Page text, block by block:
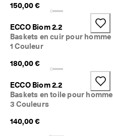
150,00 €
ECCO Biom 2.2
Baskets en cuir pour homme
1 Couleur
180,00 €
ECCO Biom 2.2
Baskets en toile pour homme
3 Couleurs
140,00 €